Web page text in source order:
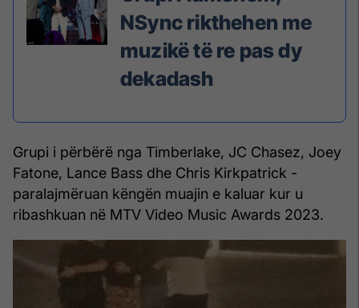
NSync rikthehen me
muzikë të re pas dy
dekadash
Grupi i përbërë nga Timberlake, JC Chasez, Joey
Fatone, Lance Bass dhe Chris Kirkpatrick -
paralajmëruan këngën muajin e kaluar kur u
ribashkuan në MTV Video Music Awards 2023.